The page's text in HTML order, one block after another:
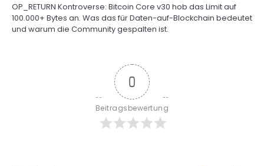
OP_RETURN Kontroverse: Bitcoin Core v30 hob das Limit auf
100.000+ Bytes an. Was das für Daten-auf-Blockchain bedeutet
und warum die Community gespalten ist.
0
Beitragsbewertung